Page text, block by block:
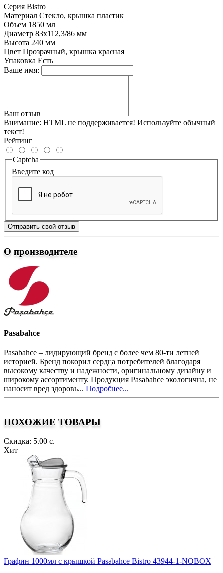
Серия Bistro
Материал Стекло, крышка пластик
Объем 1850 мл
Диаметр 83х112,3/86 мм
Высота 240 мм
Цвет Прозрачный, крышка красная
Упаковка Есть
Ваше имя:
Ваш отзыв
Внимание: HTML не поддерживается! Используйте обычный
текст!
Рейтинг
Captcha
Введите код
Отправить свой отзыв
О производителе
Pasabahce
Pasabahce – лидирующий бренд с более чем 80-ти летней
историей. Бренд покорил сердца потребителей благодаря
высокому качеству и надежности, оригинальному дизайну и
широкому ассортименту. Продукция Pasabahce экологична, не
наносит вред здоровь... Подробнее...
ПОХОЖИЕ ТОВАРЫ
Скидка: 5.00 с.
Хит
Графин 1000мл с крышкой Pasabahce Bistro 43944-1-NOBOX